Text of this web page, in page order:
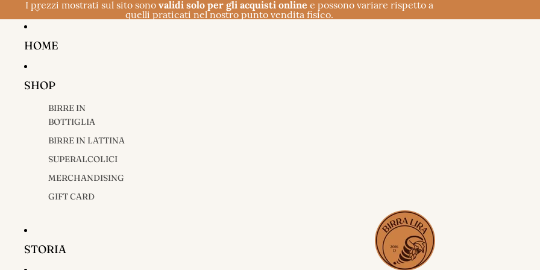
I prezzi mostrati sul sito sono validi solo per gli acquisti online e possono variare rispetto a
quelli praticati nel nostro punto vendita fisico.
HOME
SHOP
BIRRE IN
BOTTIGLIA
BIRRE IN LATTINA
SUPERALCOLICI
MERCHANDISING
GIFT CARD
STORIA